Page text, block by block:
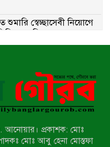
স্বেচ্ছাসেবী নিয়োগে
তালিকা প্রকাশ;
আ.লীগ ট্যাগে প্রচারণা
দিলেন দোড়া মাদরাসার
সভাপতি
অভিযানে ৪০ হাজার
যুবক আটক
১৯ জনের অপমৃত্যু,
আনোয়ার। প্রকাশক: মোঃ
মোঃ আবু হেনা মোস্তফা